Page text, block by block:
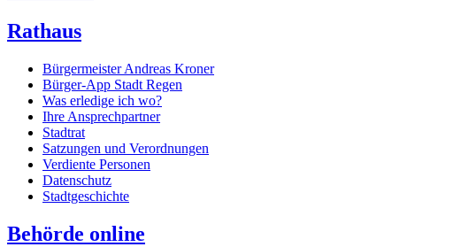
Rathaus
Bürgermeister Andreas Kroner
Bürger-App Stadt Regen
Was erledige ich wo?
Ihre Ansprechpartner
Stadtrat
Satzungen und Verordnungen
Verdiente Personen
Datenschutz
Stadtgeschichte
Behörde online